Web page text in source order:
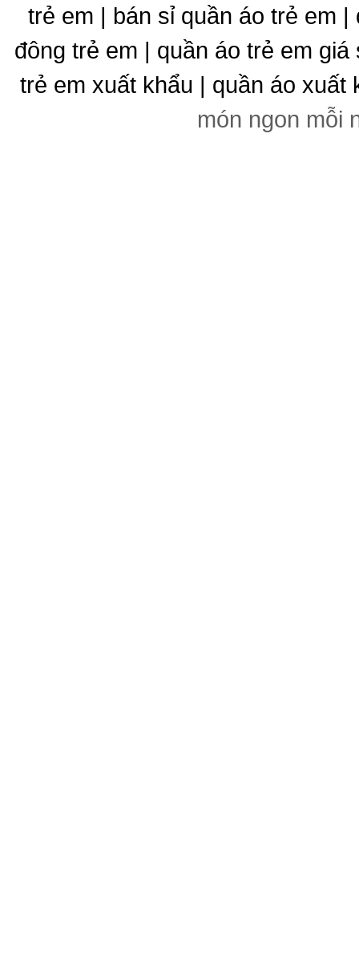
trẻ em | bán sỉ quần áo trẻ em
đông trẻ em | quần áo trẻ em
trẻ em xuất khẩu | quần áo xuất
món ngon mỗi